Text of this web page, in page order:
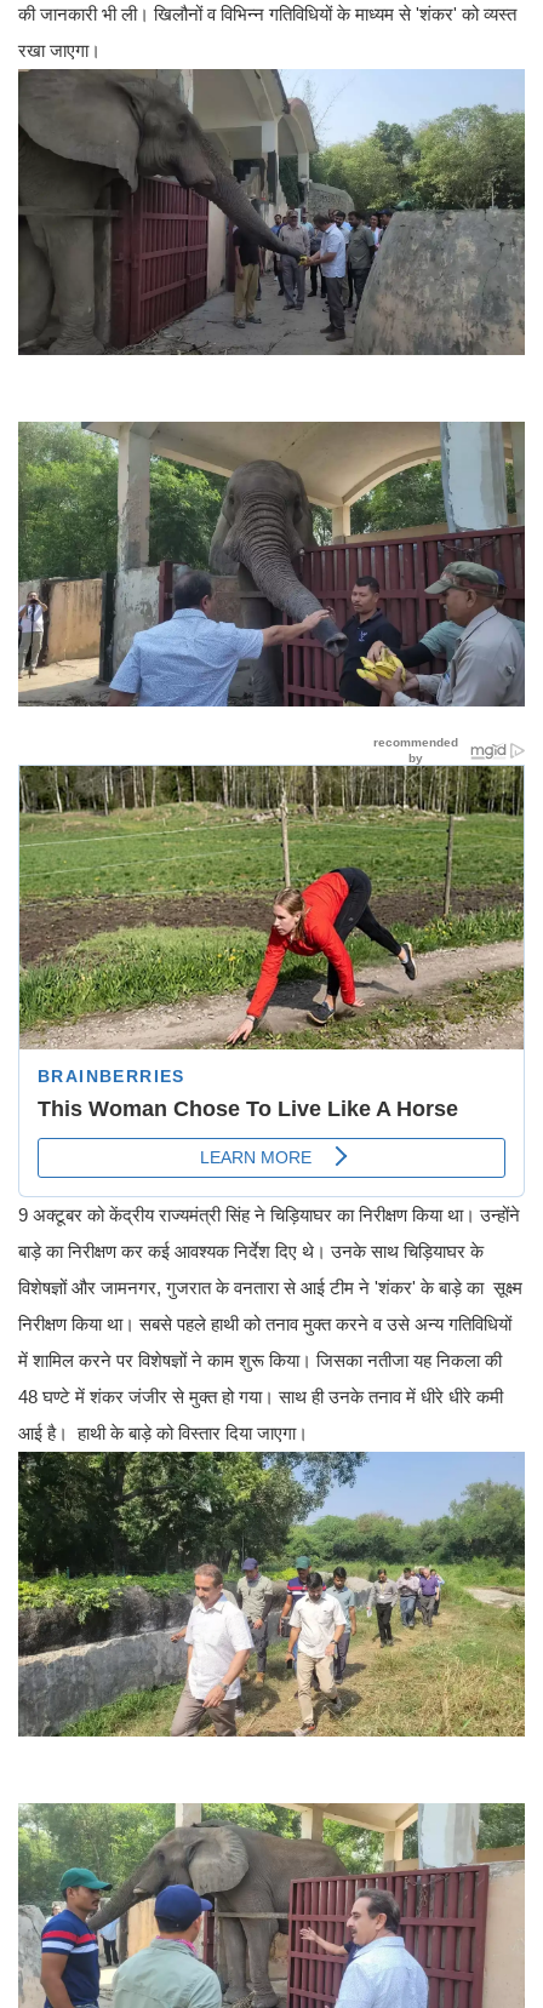
की जानकारी भी ली। खिलौनों व विभिन्न गतिविधियों के माध्यम से 'शंकर' को व्यस्त
रखा जाएगा।
9 अक्टूबर को केंद्रीय राज्यमंत्री सिंह ने चिड़ियाघर का निरीक्षण किया था। उन्होंने
बाड़े का निरीक्षण कर कई आवश्यक निर्देश दिए थे। उनके साथ चिड़ियाघर के
विशेषज्ञों और जामनगर, गुजरात के वनतारा से आई टीम ने 'शंकर' के बाड़े का सूक्ष्म
निरीक्षण किया था। सबसे पहले हाथी को तनाव मुक्त करने व उसे अन्य गतिविधियों
में शामिल करने पर विशेषज्ञों ने काम शुरू किया। जिसका नतीजा यह निकला की
48 घण्टे में शंकर जंजीर से मुक्त हो गया। साथ ही उनके तनाव में धीरे धीरे कमी
आई है। हाथी के बाड़े को विस्तार दिया जाएगा।